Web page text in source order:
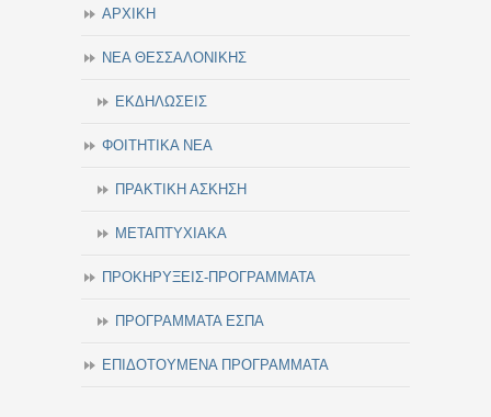
ΑΡΧΙΚΗ
ΝΕΑ ΘΕΣΣΑΛΟΝΙΚΗΣ
ΕΚΔΗΛΩΣΕΙΣ
ΦΟΙΤΗΤΙΚΑ ΝΕΑ
ΠΡΑΚΤΙΚΗ ΑΣΚΗΣΗ
ΜΕΤΑΠΤΥΧΙΑΚΑ
ΠΡΟΚΗΡΥΞΕΙΣ-ΠΡΟΓΡΑΜΜΑΤΑ
ΠΡΟΓΡΑΜΜΑΤΑ ΕΣΠΑ
ΕΠΙΔΟΤΟΥΜΕΝΑ ΠΡΟΓΡΑΜΜΑΤΑ